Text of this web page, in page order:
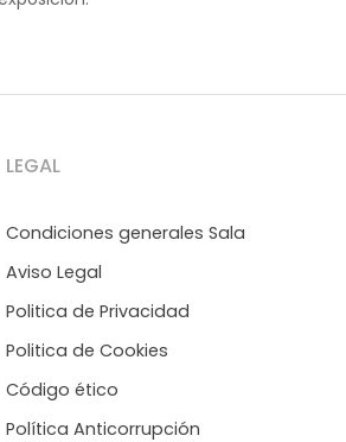
LEGAL
Condiciones generales Sala
Aviso Legal
Politica de Privacidad
Politica de Cookies
Código ético
Política Anticorrupción